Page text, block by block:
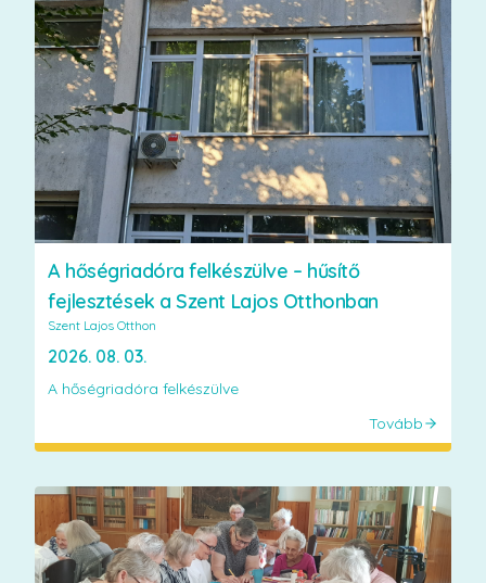
A hőségriadóra felkészülve – hűsítő
fejlesztések a Szent Lajos Otthonban
Szent Lajos Otthon
2026. 08. 03.
A hőségriadóra felkészülve
Tovább